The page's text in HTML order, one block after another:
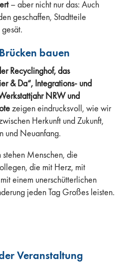
– aber nicht nur das: Auch
geschaffen, Stadtteile
bauen
Recyclinghof, das
& Da“, Integrations- und
NRW und
zeigen eindrucksvoll, wie wir
Herkunft und Zukunft,
und Neuanfang.
Menschen, die
die mit Herz, mit
einem unerschütterlichen
jeden Tag Großes leisten.
Veranstaltung